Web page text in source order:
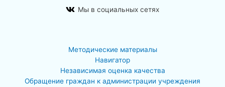
Мы в социальных сетях
Методические материалы
Навигатор
Независимая оценка качества
Обращение граждан к администрации учреждения